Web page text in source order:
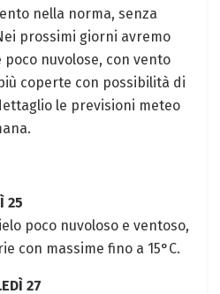
nella norma, senza
prossimi ‍giorni avremo
nuvolose, con vento
coperte con⁣ possibilità di
‌le previsioni meteo
25
poco nuvoloso e ventoso,⁣
⁢con massime fino a 15°C.
27